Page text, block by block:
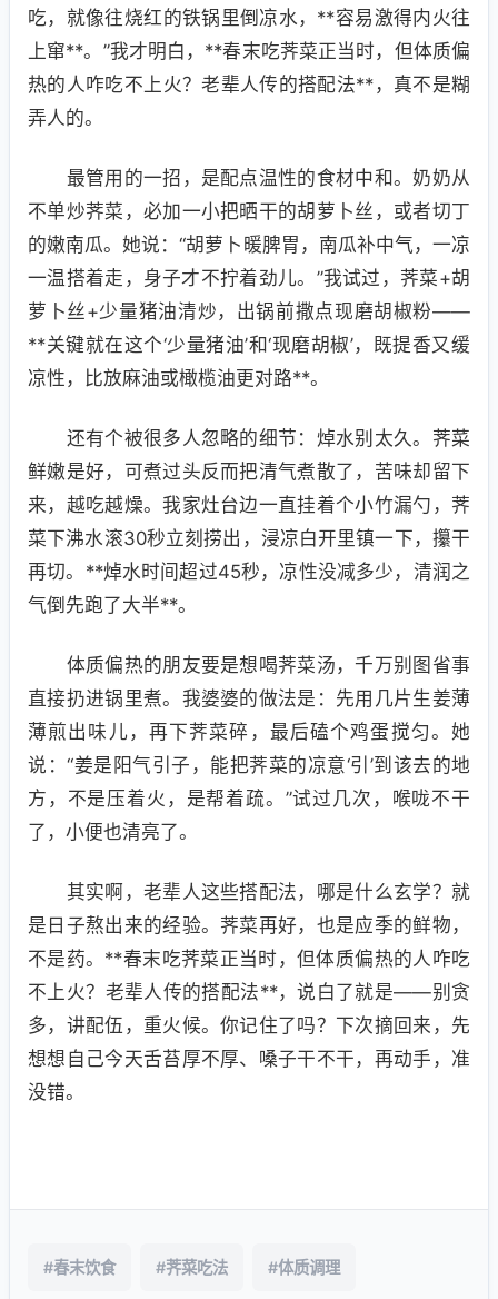
吃，就像往烧红的铁锅里倒凉水，**容易激得内火往
上窜**。”我才明白，**春末吃荠菜正当时，但体质偏
热的人咋吃不上火？老辈人传的搭配法**，真不是糊
弄人的。
最管用的一招，是配点温性的食材中和。奶奶从
不单炒荠菜，必加一小把晒干的胡萝卜丝，或者切丁
的嫩南瓜。她说：“胡萝卜暖脾胃，南瓜补中气，一凉
一温搭着走，身子才不拧着劲儿。”我试过，荠菜+胡
萝卜丝+少量猪油清炒，出锅前撒点现磨胡椒粉——
**关键就在这个‘少量猪油’和‘现磨胡椒’，既提香又缓
凉性，比放麻油或橄榄油更对路**。
还有个被很多人忽略的细节：焯水别太久。荠菜
鲜嫩是好，可煮过头反而把清气煮散了，苦味却留下
来，越吃越燥。我家灶台边一直挂着个小竹漏勺，荠
菜下沸水滚30秒立刻捞出，浸凉白开里镇一下，攥干
再切。**焯水时间超过45秒，凉性没减多少，清润之
气倒先跑了大半**。
体质偏热的朋友要是想喝荠菜汤，千万别图省事
直接扔进锅里煮。我婆婆的做法是：先用几片生姜薄
薄煎出味儿，再下荠菜碎，最后磕个鸡蛋搅匀。她
说：“姜是阳气引子，能把荠菜的凉意‘引’到该去的地
方，不是压着火，是帮着疏。”试过几次，喉咙不干
了，小便也清亮了。
其实啊，老辈人这些搭配法，哪是什么玄学？就
是日子熬出来的经验。荠菜再好，也是应季的鲜物，
不是药。**春末吃荠菜正当时，但体质偏热的人咋吃
不上火？老辈人传的搭配法**，说白了就是——别贪
多，讲配伍，重火候。你记住了吗？下次摘回来，先
想想自己今天舌苔厚不厚、嗓子干不干，再动手，准
没错。
#春末饮食 #荠菜吃法 #体质调理